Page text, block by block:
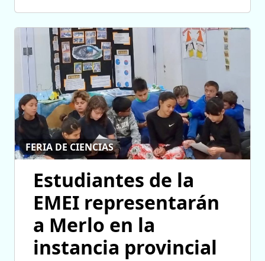
FERIA DE CIENCIAS
Estudiantes de la
EMEI representarán
a Merlo en la
instancia provincial